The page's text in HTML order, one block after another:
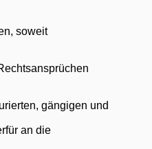
soweit
gängigen und
an die